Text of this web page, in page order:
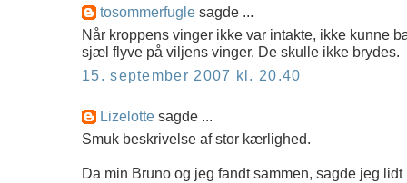
tosommerfugle sagde ...
Når kroppens vinger ikke var intakte, ikke kunne
sjæl flyve på viljens vinger. De skulle ikke brydes.
15. september 2007 kl. 20.40
Lizelotte sagde ...
Smuk beskrivelse af stor kærlighed.
Da min Bruno og jeg fandt sammen, sagde jeg